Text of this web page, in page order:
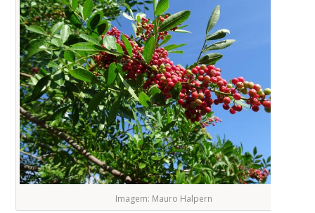
Imagem: Mauro Halpern